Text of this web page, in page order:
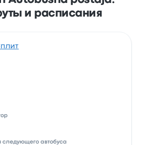
и расписания
следующего автобуса